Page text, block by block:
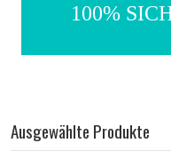
100%
Ausgewählte Produkte